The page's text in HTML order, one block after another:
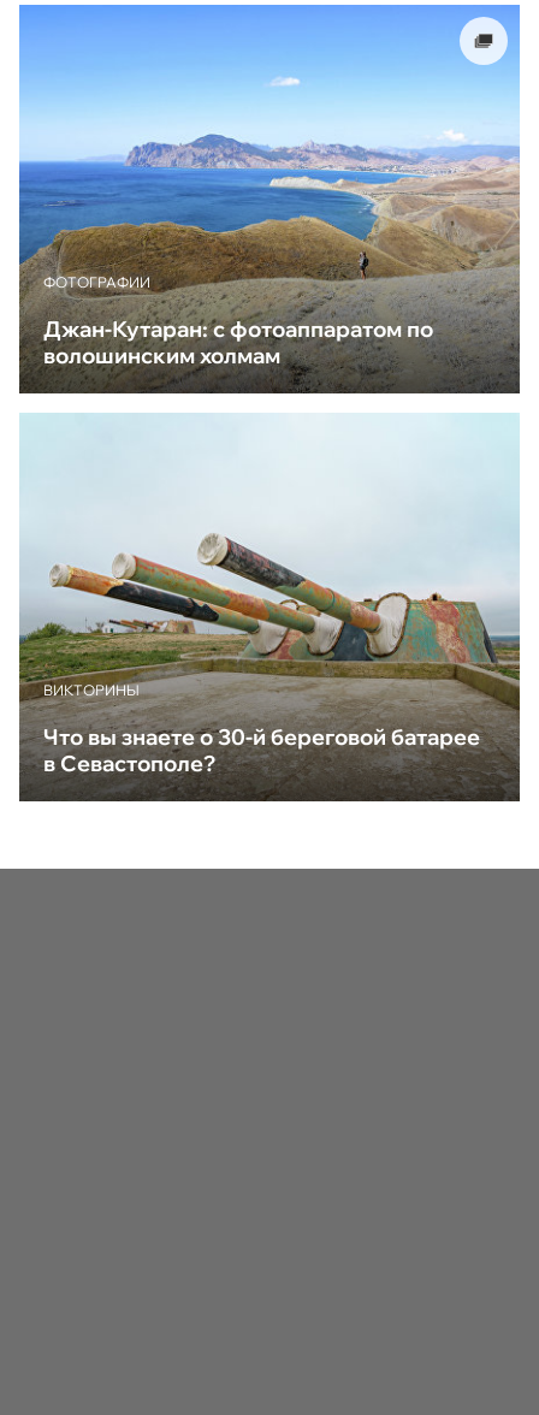
ФОТОГРАФИИ
Джан-Кутаран: с фотоаппаратом по
волошинским холмам
ВИКТОРИНЫ
Что вы знаете о 30-й береговой батарее
в Севастополе?